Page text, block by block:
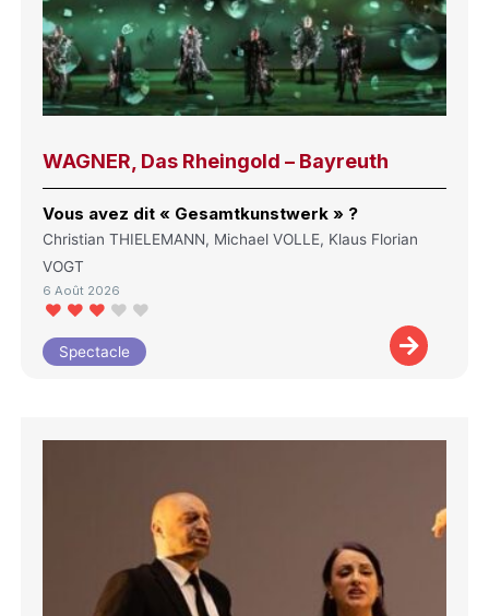
WAGNER, Das Rheingold – Bayreuth
Vous avez dit « Gesamtkunstwerk » ?
Christian THIELEMANN, Michael VOLLE, Klaus Florian
VOGT
6 Août 2026
Spectacle